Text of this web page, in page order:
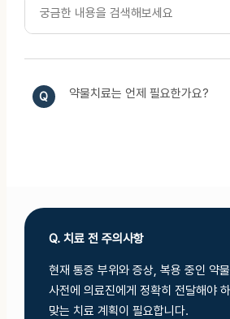
약물치료는 언제 필요한가요?
Q. 치료 전 주의사항
현재 통증 부위와 증상, 복용 중인 약
사전에 의료진에게 정확히 전달해야
맞는 치료 계획이 필요합니다.